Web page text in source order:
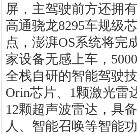
屏，主驾驶前方还拥
高通骁龙8295车规级
点，澎湃OS系统将完
家设备无感上车，
全栈自研的智能驾驶
Orin芯片、1颗激光雷
12颗超声波雷达，具
人、智能召唤等智能功